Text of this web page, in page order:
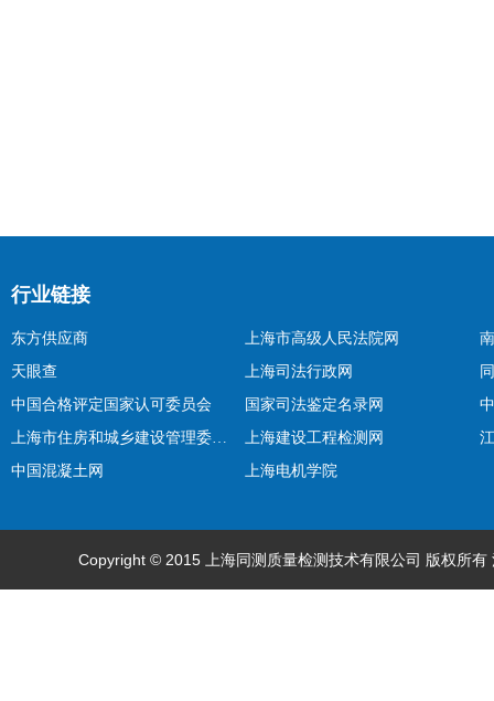
行业链接
东方供应商
天眼查
中国合格评定国家认可委员会
上海市住房和城乡建设管理委员会
中国混凝土网
上海市高级人民法院网
上海司法行政网
国家司法鉴定名录网
上海建设工程检测网
上海电机学院
Copyright © 2015 上海同测质量检测技术有限公司 版权所有